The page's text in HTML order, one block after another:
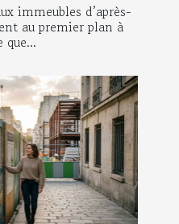
immeubles d’après-
au premier plan à
que...